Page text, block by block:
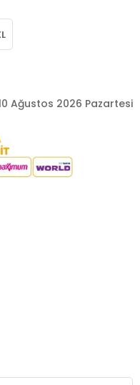
Ağustos 2026 Pazartesi